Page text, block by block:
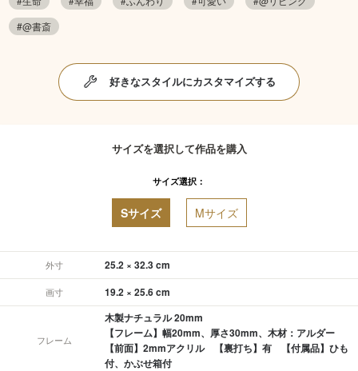
#@書斎
好きなスタイルにカスタマイズする
サイズを選択して作品を購入
サイズ選択：
Sサイズ Mサイズ
外寸 25.2 × 32.3 cm
画寸 19.2 × 25.6 cm
フレーム
木製ナチュラル 20mm
【フレーム】幅20mm、厚さ30mm、木材：アルダー
【前面】2mmアクリル 【裏打ち】有 【付属品】ひも
付、かぶせ箱付